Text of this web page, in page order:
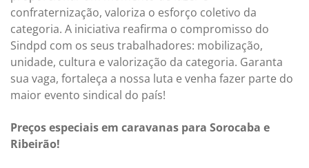
confraternização, valoriza o esforço coletivo da
categoria. A iniciativa reafirma o compromisso do
Sindpd com os seus trabalhadores: mobilização,
unidade, cultura e valorização da categoria. Garanta
sua vaga, fortaleça a nossa luta e venha fazer parte do
maior evento sindical do país!
Preços especiais em caravanas para Sorocaba e
Ribeirão!